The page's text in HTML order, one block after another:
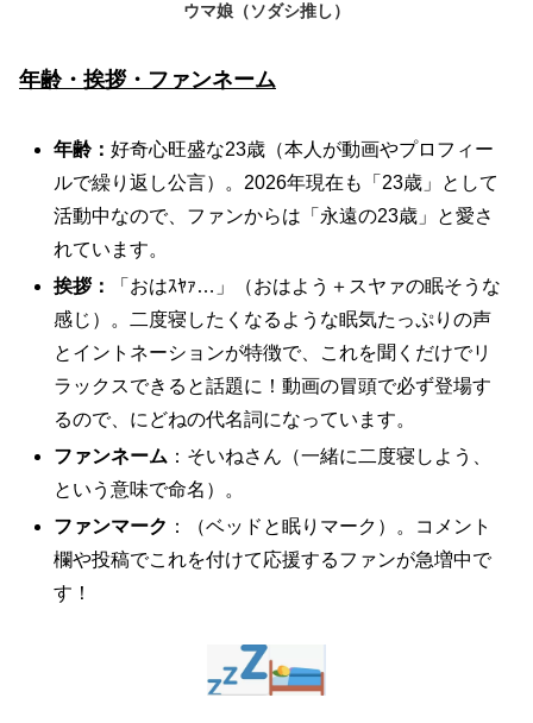
ウマ娘（ソダシ推し）
年齢・挨拶・ファンネーム
年齢：好奇心旺盛な23歳（本人が動画やプロフィー
ルで繰り返し公言）。2026年現在も「23歳」として
活動中なので、ファンからは「永遠の23歳」と愛さ
れています。
挨拶：
「おはｽﾔｧ…」（おはよう＋スヤァの眠そうな
感じ）。二度寝したくなるような眠気たっぷりの声
とイントネーションが特徴で、これを聞くだけでリ
ラックスできると話題に！動画の冒頭で必ず登場す
るので、にどねの代名詞になっています。
ファンネーム ：そいねさん（一緒に二度寝しよう、
という意味で命名）。
ファンマーク ：（ベッドと眠りマーク）。コメント
欄や投稿でこれを付けて応援するファンが急増中で
す！